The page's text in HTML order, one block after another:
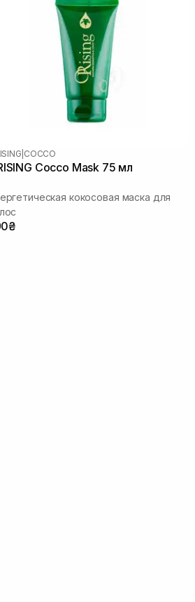
COCCO
Cocco Mask 75 мл
кокосовая маска для